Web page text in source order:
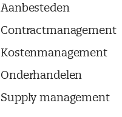
Aanbesteden
Contractmanagement
Kostenmanagement
Onderhandelen
Supply management